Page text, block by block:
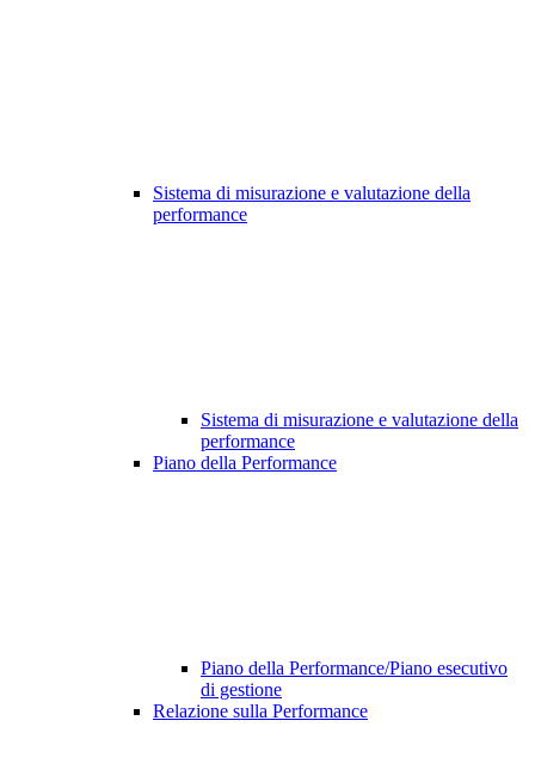
Sistema di misurazione e valutazione della
performance
Sistema di misurazione e valutazione della
performance
Piano della Performance
Piano della Performance/Piano esecutivo
di gestione
Relazione sulla Performance